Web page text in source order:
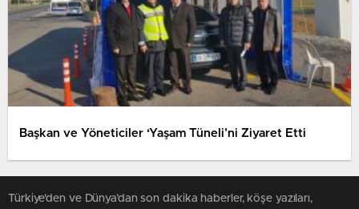
Başkan ve Yöneticiler ‘Yaşam Tüneli’ni Ziyaret Etti
Türkiye'den ve Dünya’dan son dakika haberler, köşe yazıları,